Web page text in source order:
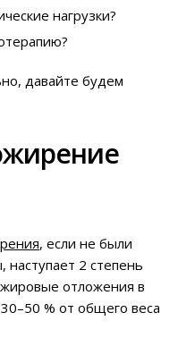
нагрузки?
давайте будем
, если не были
2 степень
отложения в
% от общего веса